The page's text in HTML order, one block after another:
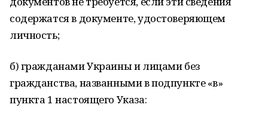
содержатся в документе, удостоверяющем
личность;
б) гражданами Украины и лицами без
гражданства, названными в подпункте «в»
пункта 1 настоящего Указа: